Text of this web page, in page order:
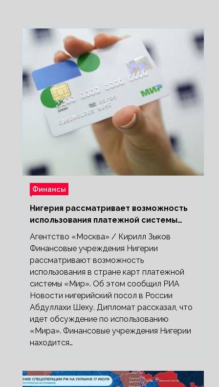
Финансы
Нигерия рассматривает возможность
использования платежной системы
«Мир»
Агентство «Москва» / Кирилл Зыков
Финансовые учреждения Нигерии
рассматривают возможность
использования в стране карт платежной
системы «Мир». Об этом сообщил РИА
Новости нигерийский посол в России
Абдуллахи Шеху. Дипломат рассказал, что
идет обсуждение по использованию
«Мира». Финансовые учреждения Нигерии
находится…